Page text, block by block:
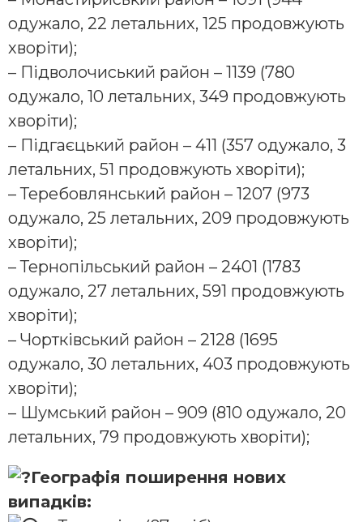
одужало, 22 летальних, 125 продовжують
хворіти);
– Підволочиський район – 1139 (780
одужало, 10 летальних, 349 продовжують
хворіти);
– Підгаєцький район – 411 (357 одужало, 3
летальних, 51 продовжують хворіти);
– Теребовлянський район – 1207 (973
одужало, 25 летальних, 209 продовжують
хворіти);
– Тернопільський район – 2401 (1783
одужало, 27 летальних, 591 продовжують
хворіти);
– Чортківський район – 2128 (1695
одужало, 30 летальних, 403 продовжують
хворіти);
– Шумський район – 909 (810 одужало, 20
летальних, 79 продовжують хворіти);
Географія поширення нових
випадків: